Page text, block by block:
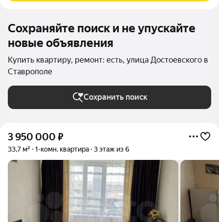
Сохраняйте поиск и не упускайте
новые объявления
Купить квартиру, ремонт: есть, улица Достоевского в
Ставрополе
Сохранить поиск
3 950 000 ₽
33,7 м² 1-комн. квартира 3 этаж из 6